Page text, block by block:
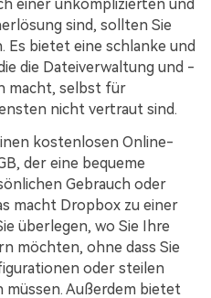
einer unkomplizierten und
sind, sollten Sie
Es bietet eine schlanke und
die Dateiverwaltung und -
macht, selbst für
nicht vertraut sind.
kostenlosen Online-
der eine bequeme
Gebrauch oder
macht Dropbox zu einer
überlegen, wo Sie Ihre
möchten, ohne dass Sie
oder steilen
müssen. Außerdem bietet